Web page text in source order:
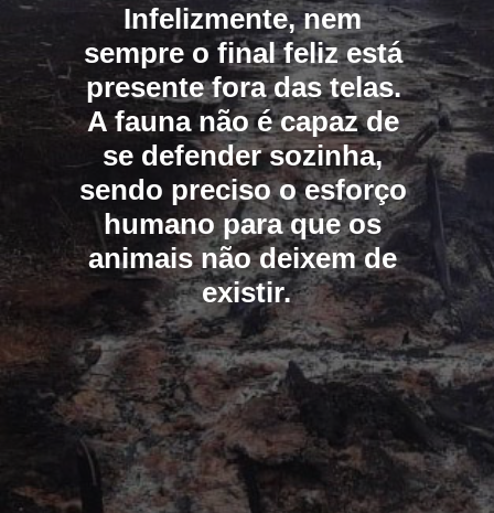
Infelizmente, nem
sempre o final feliz está
presente fora das telas.
A fauna não é capaz de
se defender sozinha,
sendo preciso o esforço
humano para que os
animais não deixem de
existir.